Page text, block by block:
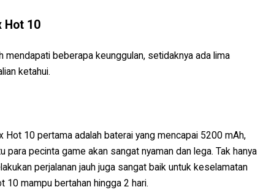
Hot 10
mendapati beberapa keunggulan, setidaknya ada lima
ketahui.
Hot 10 pertama adalah baterai yang mencapai 5200 mAh,
para pecinta game akan sangat nyaman dan lega. Tak hanya
perjalanan jauh juga sangat baik untuk keselamatan
10 mampu bertahan hingga 2 hari.